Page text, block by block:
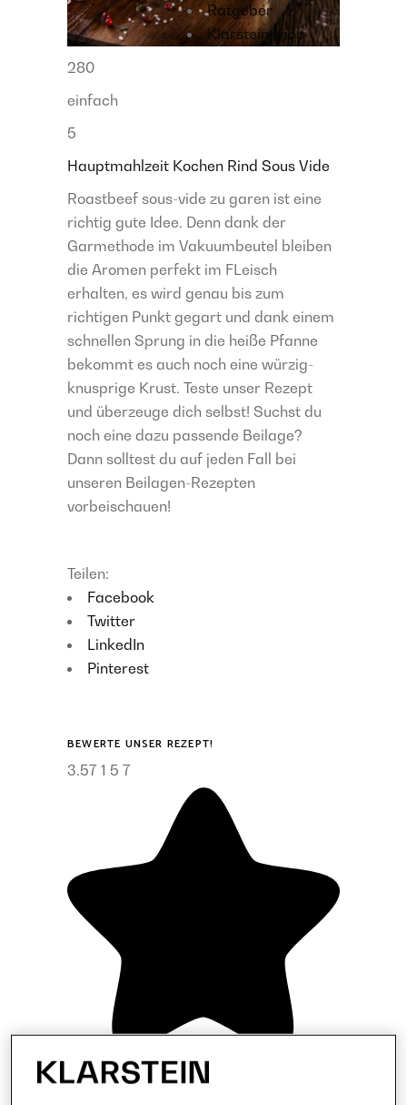
Ratgeber
Klarstein shop
280
einfach
5
Hauptmahlzeit Kochen Rind Sous Vide
Roastbeef sous-vide zu garen ist eine
richtig gute Idee. Denn dank der
Garmethode im Vakuumbeutel bleiben
die Aromen perfekt im FLeisch
erhalten, es wird genau bis zum
richtigen Punkt gegart und dank einem
schnellen Sprung in die heiße Pfanne
bekommt es auch noch eine würzig-
knusprige Krust. Teste unser Rezept
und überzeuge dich selbst! Suchst du
noch eine dazu passende Beilage?
Dann solltest du auf jeden Fall bei
unseren Beilagen-Rezepten
vorbeischauen!
Teilen:
Facebook
Twitter
LinkedIn
Pinterest
BEWERTE UNSER REZEPT!
3.57 1 5 7